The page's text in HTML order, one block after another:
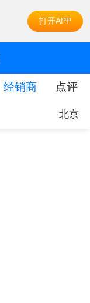
打开APP
经销商 点评
北京